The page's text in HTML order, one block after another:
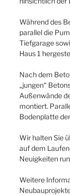
Während des
parallel die
Tiefgarage
Haus 1
Nach dem
„jungen“
Außenwände
montiert.
Bodenplatte
Wir halten Sie
auf dem
Neuigkeiten
Weitere